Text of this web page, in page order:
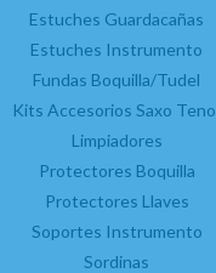
Estuches Guardacañas
Estuches Instrumento
Fundas Boquilla/Tudel
Kits Accesorios Saxo
Limpiadores
Protectores Boquilla
Protectores Llaves
Soportes Instrumento
Sordinas